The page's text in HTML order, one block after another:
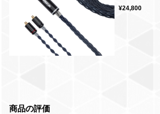
¥24,800
商品の評価